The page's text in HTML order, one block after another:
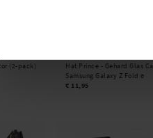
(2-pack)
Hat Prince - Gehard Glas
Samsung Galaxy Z Fold 6
€ 11,95